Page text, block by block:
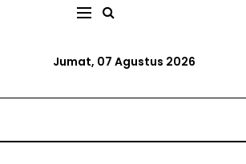
Jumat, 07 Agustus 2026